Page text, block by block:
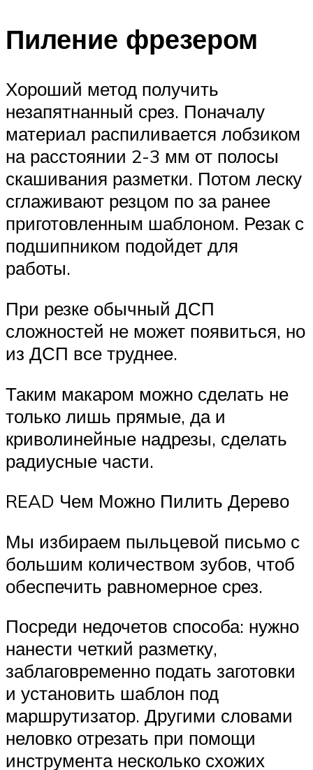
Пиление фрезером
Хороший метод получить
незапятнанный срез. Поначалу
материал распиливается лобзиком
на расстоянии 2-3 мм от полосы
скашивания разметки. Потом леску
сглаживают резцом по за ранее
приготовленным шаблоном. Резак с
подшипником подойдет для
работы.
При резке обычный ДСП
сложностей не может появиться, но
из ДСП все труднее.
Таким макаром можно сделать не
только лишь прямые, да и
криволинейные надрезы, сделать
радиусные части.
READ Чем Можно Пилить Дерево
Мы избираем пыльцевой письмо с
большим количеством зубов, чтоб
обеспечить равномерное срез.
Посреди недочетов способа: нужно
нанести четкий разметку,
заблаговременно подать заготовки
и установить шаблон под
маршрутизатор. Другими словами
неловко отрезать при помощи
инструмента несколько схожих